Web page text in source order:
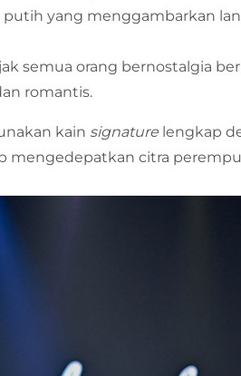
putih yang menggambarkan
semua orang bernostalgia
romantis.
kain signature lengkap
mengedepatkan citra